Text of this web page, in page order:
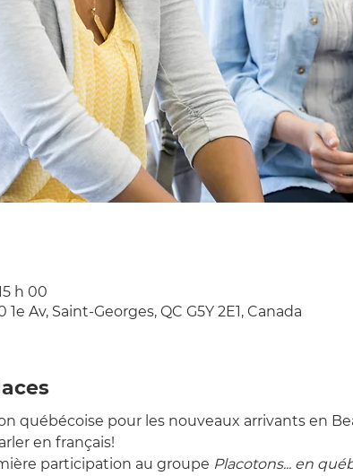
h 00
1e Av, Saint-Georges, QC G5Y 2E1, Canada
québécoise pour les nouveaux arrivants en
en français!
participation au groupe Placotons... en